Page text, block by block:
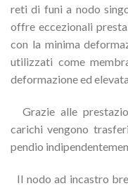
reti di funi a nodo
offre eccezionali
con la minima
utilizzati come
deformazione ed
Grazie alle
carichi vengono
pendio
Il nodo ad incastro